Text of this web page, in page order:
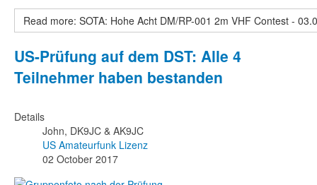
Read more: SOTA: Hohe Acht DM/RP-001 2m VHF Contest -
US-Prüfung auf dem DST: Alle 4
Teilnehmer haben bestanden
Details
John, DK9JC & AK9JC
US Amateurfunk Lizenz
02 October 2017